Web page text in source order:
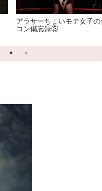
アラサーちょいモテ女子の
コン備忘録③